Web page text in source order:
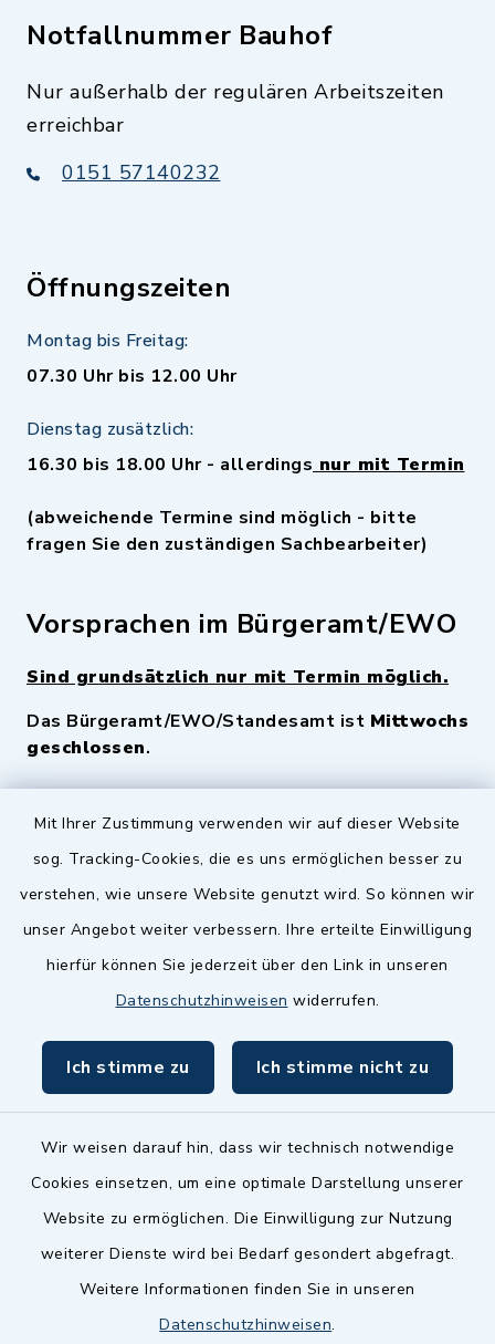
Mit Ihrer Zustimmung verwenden wir auf dieser Website
sog. Tracking-Cookies, die es uns ermöglichen besser zu
verstehen, wie unsere Website genutzt wird. So können wir
unser Angebot weiter verbessern. Ihre erteilte Einwilligung
hierfür können Sie jederzeit über den Link in unseren
Datenschutzhinweisen widerrufen.
Ich stimme zu Ich stimme nicht zu
Wir weisen darauf hin, dass wir technisch notwendige
Cookies einsetzen, um eine optimale Darstellung unserer
Website zu ermöglichen. Die Einwilligung zur Nutzung
weiterer Dienste wird bei Bedarf gesondert abgefragt.
Weitere Informationen finden Sie in unseren
Datenschutzhinweisen.
Notfallnummer Bauhof
Nur außerhalb der regulären Arbeitszeiten
erreichbar
0151 57140232
Öffnungszeiten
Montag bis Freitag:
07.30 Uhr bis 12.00 Uhr
Dienstag zusätzlich:
16.30 bis 18.00 Uhr - allerdings nur mit Termin
(abweichende Termine sind möglich - bitte
fragen Sie den zuständigen Sachbearbeiter)
Vorsprachen im Bürgeramt/EWO
Sind grundsätzlich nur mit Termin möglich.
Das Bürgeramt/EWO/Standesamt ist Mittwochs
geschlossen.
Quicklinks
Zenngrund Allianz
Dillenberggruppe
inixmedia GmbH
Barrierefreiheit